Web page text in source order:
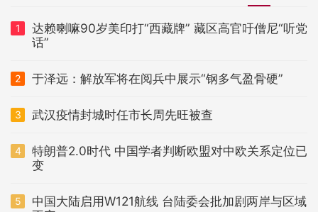
1
达赖喇嘛90岁美印打“西藏牌” 藏区高官吁僧尼“听党
话”
2 于泽远：解放军将在阅兵中展示“钢多气盈骨硬”
3 武汉疫情封城时任市长周先旺被查
4
特朗普2.0时代 中国学者判断欧盟对中欧关系定位已
变
5
中国大陆启用W121航线 台陆委会批加剧两岸与区域